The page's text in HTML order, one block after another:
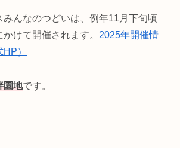
みんなのつどいは、例年11月下旬頃
けて開催されます。 2025年開催情
）
園地です。